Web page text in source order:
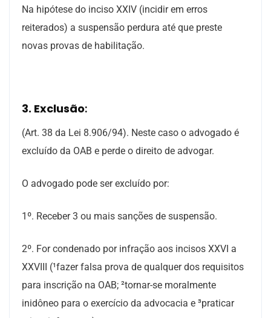
Na hipótese do inciso XXIV (incidir em erros
reiterados) a suspensão perdura até que preste
novas provas de habilitação.
3. Exclusão:
(Art. 38 da Lei 8.906/94). Neste caso o advogado é
excluído da OAB e perde o direito de advogar.
O advogado pode ser excluído por:
1º. Receber 3 ou mais sanções de suspensão.
2º. For condenado por infração aos incisos XXVI a
XXVIII (¹fazer falsa prova de qualquer dos requisitos
para inscrição na OAB; ²tornar-se moralmente
inidôneo para o exercício da advocacia e ³praticar